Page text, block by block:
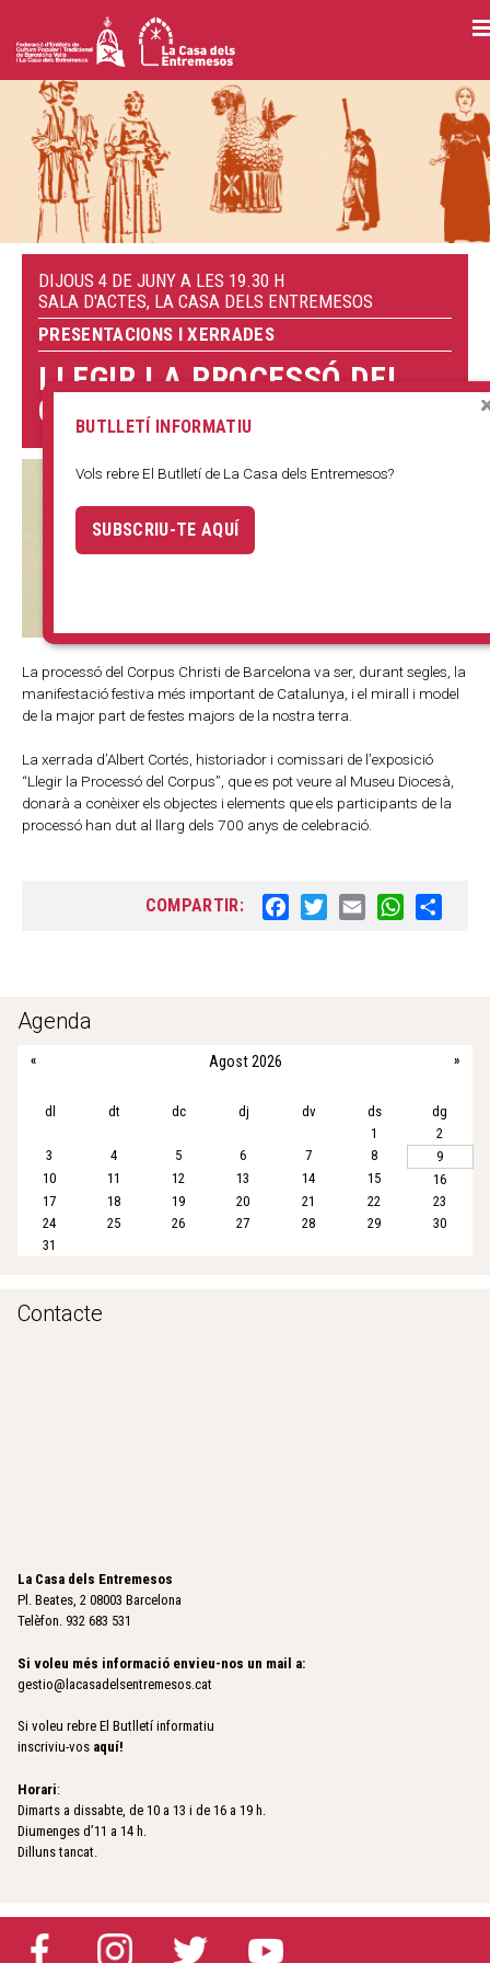
Vés
al
DIJOUS 4 DE JUNY A LES 19.30 H
SALA D'ACTES, LA CASA DELS ENTREMESOS
PRESENTACIONS I XERRADES
LLEGIR LA PROCESSÓ DEL
CORPUS
La processó del Corpus Christi de Barcelona va ser, durant segles, la
manifestació festiva més important de Catalunya, i el mirall i model
de la major part de festes majors de la nostra terra.
La xerrada d’Albert Cortés, historiador i comissari de l’exposició
“Llegir la Processó del Corpus”, que es pot veure al Museu Diocesà,
donarà a conèixer els objectes i elements que els participants de la
processó han dut al llarg dels 700 anys de celebració.
COMPARTIR:
Agenda
Agost 2026
« »
dl dt dc dj dv ds
dg
1
2
3
4 5 6 7 8
9
10
11 12 13 14 15
16
17
18 19 20 21 22
23
24
25 26 27 28 29
30
31
Contacte
La Casa dels Entremesos
Pl. Beates, 2 08003 Barcelona
Telèfon. 932 683 531
Si voleu més informació envieu-nos un mail a:
gestio@lacasadelsentremesos.cat
Si voleu rebre El Butlletí informatiu
inscriviu-vos aquí!
Horari:
Dimarts a dissabte, de 10 a 13 i de 16 a 19 h.
Diumenges d’11 a 14 h.
Dilluns tancat.
BUTLLETÍ INFORMATIU
Vols rebre El Butlletí de La Casa dels Entremesos?
SUBSCRIU-TE AQUÍ